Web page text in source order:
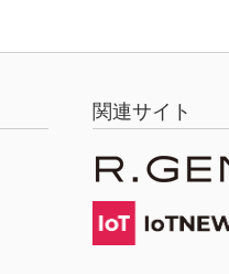
関連サイト